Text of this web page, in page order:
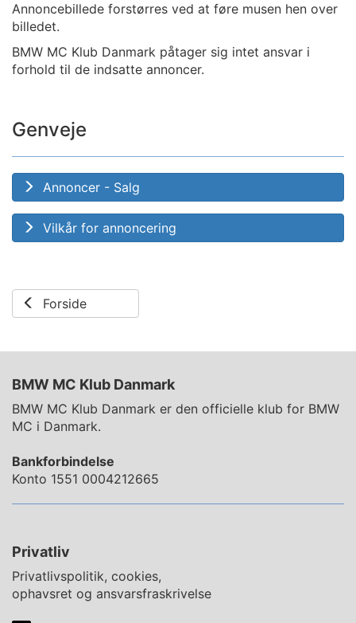
Annoncebillede forstørres ved at føre musen hen over
billedet.
BMW MC Klub Danmark påtager sig intet ansvar i
forhold til de indsatte annoncer.
Genveje
Annoncer - Salg
Vilkår for annoncering
Forside
BMW MC Klub Danmark
BMW MC Klub Danmark er den officielle klub for BMW
MC i Danmark.
Bankforbindelse
Konto 1551 0004212665
Privatliv
Privatlivspolitik, cookies,
ophavsret og ansvarsfraskrivelse